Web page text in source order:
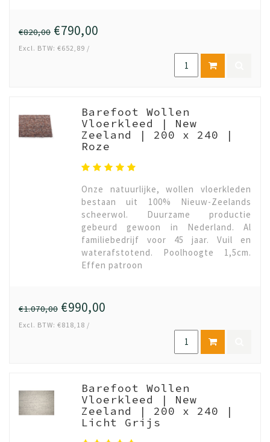
€820,00 €790,00
Excl. BTW: €652,89 /
Barefoot Wollen
Vloerkleed | New
Zeeland | 200 x 240 |
Roze
Onze natuurlijke, wollen vloerkleden
bestaan uit 100% Nieuw-Zeelands
scheerwol. Duurzame productie
gebeurd gewoon in Nederland. Al
familiebedrijf voor 45 jaar. Vuil en
waterafstotend. Poolhoogte 1,5cm.
Effen patroon
€1.070,00 €990,00
Excl. BTW: €818,18 /
Barefoot Wollen
Vloerkleed | New
Zeeland | 200 x 240 |
Licht Grijs